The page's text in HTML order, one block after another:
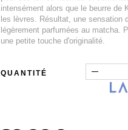
intensément alors que le beurre de
les lèvres. Résultat, une sensation
légèrement parfumées au matcha.
une petite touche d'originalité.
QUANTITÉ